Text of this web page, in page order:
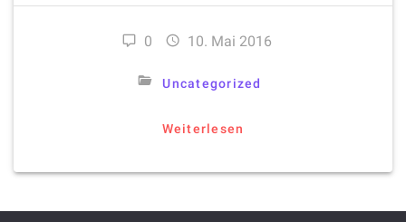
0 10. Mai 2016
Uncategorized
Weiterlesen